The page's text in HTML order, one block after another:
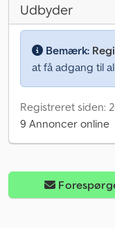
Udbyder
Bemærk:
at få adgang til
Registreret siden:
9 Annoncer online